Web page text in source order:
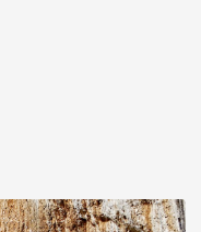
Entdecken